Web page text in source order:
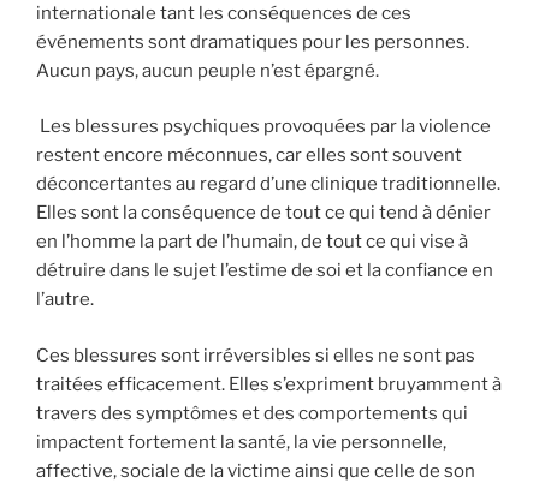
internationale tant les conséquences de ces
événements sont dramatiques pour les personnes.
Aucun pays, aucun peuple n’est épargné.
Les blessures psychiques provoquées par la violence
restent encore méconnues, car elles sont souvent
déconcertantes au regard d’une clinique traditionnelle.
Elles sont la conséquence de tout ce qui tend à dénier
en l’homme la part de l’humain, de tout ce qui vise à
détruire dans le sujet l’estime de soi et la confiance en
l’autre.
Ces blessures sont irréversibles si elles ne sont pas
traitées efficacement. Elles s’expriment bruyamment à
travers des symptômes et des comportements qui
impactent fortement la santé, la vie personnelle,
affective, sociale de la victime ainsi que celle de son